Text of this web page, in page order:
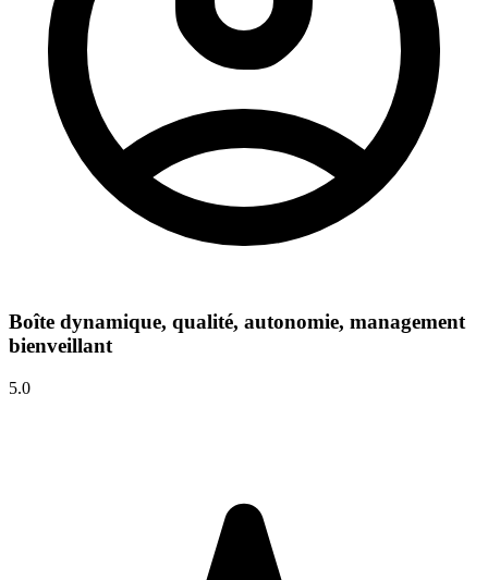
Boîte dynamique, qualité, autonomie, management
bienveillant
5.0